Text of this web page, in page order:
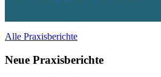
Alle Praxisberichte
Neue Praxisberichte